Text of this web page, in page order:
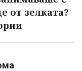
от зелката?